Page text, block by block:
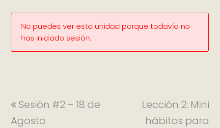
No puedes ver esta unidad porque todavía no
has iniciado sesión.
Sesión #2 – 18 de
Agosto
Lección 2: Mini
hábitos para